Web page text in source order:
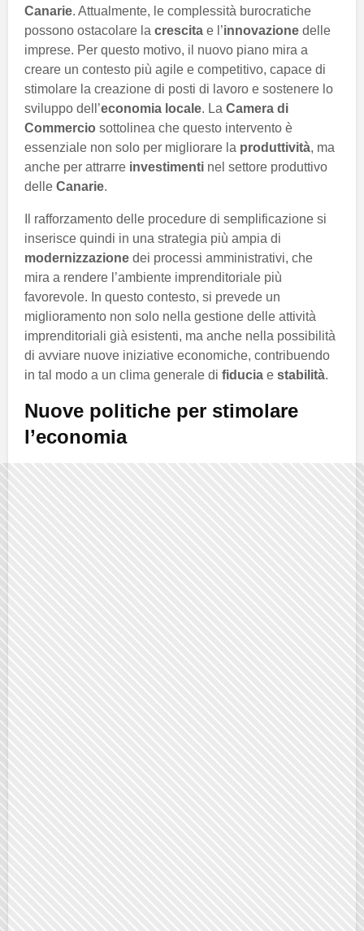
Canarie. Attualmente, le complessità burocratiche
possono ostacolare la crescita e l’innovazione delle
imprese. Per questo motivo, il nuovo piano mira a
creare un contesto più agile e competitivo, capace di
stimolare la creazione di posti di lavoro e sostenere lo
sviluppo dell’economia locale. La Camera di
Commercio sottolinea che questo intervento è
essenziale non solo per migliorare la produttività, ma
anche per attrarre investimenti nel settore produttivo
delle Canarie.
Il rafforzamento delle procedure di semplificazione si
inserisce quindi in una strategia più ampia di
modernizzazione dei processi amministrativi, che
mira a rendere l’ambiente imprenditoriale più
favorevole. In questo contesto, si prevede un
miglioramento non solo nella gestione delle attività
imprenditoriali già esistenti, ma anche nella possibilità
di avviare nuove iniziative economiche, contribuendo
in tal modo a un clima generale di fiducia e stabilità.
Nuove politiche per stimolare
l’economia